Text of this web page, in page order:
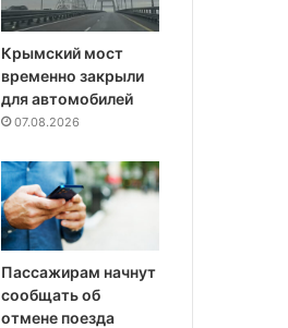
Крымский мост
временно закрыли
для автомобилей
07.08.2026
Пассажирам начнут
сообщать об
отмене поезда